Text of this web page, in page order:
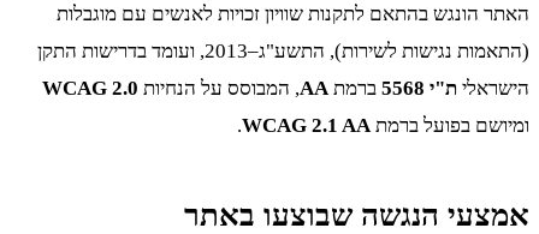
האתר הונגש בהתאם לתקנות שוויון זכויות לאנשים עם מוגבלות
(התאמות נגישות לשירות), התשע"ג–2013, ועומד בדרישות התקן
הישראלי ת"י 5568 ברמתAA, המבוסס על הנחיות WCAG 2.0
ומיושם בפועל ברמתWCAG 2.1 AA
.
אמצעי הנגשה שבוצעו באתר